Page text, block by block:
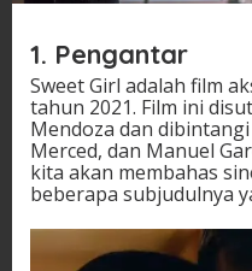
1. Pengantar
Sweet Girl adalah film
tahun 2021. Film ini
Mendoza dan
Merced, dan Manuel
kita akan membahas
beberapa subjudulnya